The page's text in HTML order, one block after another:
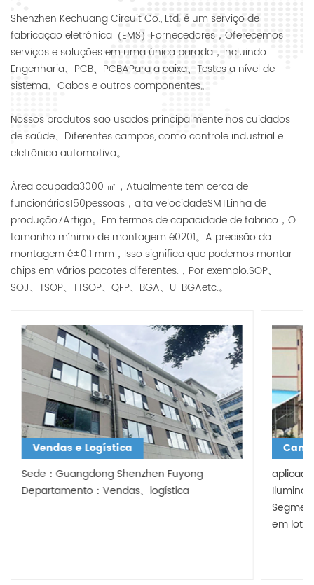
Shenzhen Kechuang Circuit Co., Ltd. é um serviço de
fabricação eletrônica（EMS）Fornecedores，Oferecemos
serviços e soluções em uma única parada，Incluindo
Engenharia、PCB、PCBAPara a caixa、Testes a nível de
sistema、Cabos e outros componentes。
Nossos produtos são usados principalmente nos cuidados
de saúde、Diferentes campos, como controle industrial e
eletrônica automotiva。
Área ocupada3000 ㎡，Atualmente tem cerca de
funcionários150pessoas，alta velocidadeSMTLinha de
produção7Artigo。Em termos de capacidade de fabrico，O
tamanho mínimo de montagem é0201。A precisão da
montagem é±0.1 mm，Isso significa que podemos montar
chips em vários pacotes diferentes.，Por exemplo.SOP、
SOJ、TSOP、TTSOP、QFP、BGA、U-BGAetc.。
Vendas e Logística
Sede：Guangdong Shenzhen Fuyong
Departamento：Vendas、logística
em